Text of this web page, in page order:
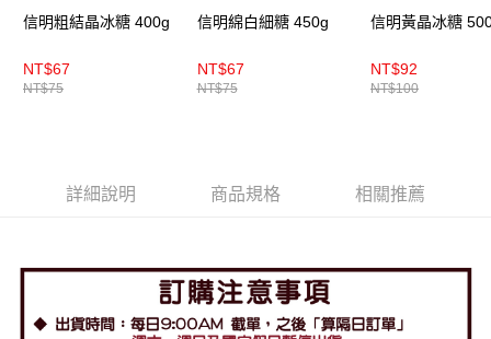
信明粗結晶冰糖 400g
NT$67
NT$75
信明綿白細糖 450g
NT$67
NT$75
信明黃晶冰糖
NT$92
NT$100
詳細說明 商品規格 相關推薦